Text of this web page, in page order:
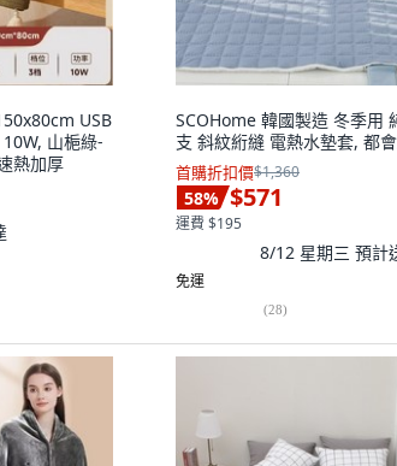
USB
山梔綠-
熱加厚
SCOHome 韓國製造 冬季用
支 斜紋絎縫 電熱水墊套, 都
首購折扣價$1,360
58% $571
運費 $195
8/12 星期三 預計
免運
(28)